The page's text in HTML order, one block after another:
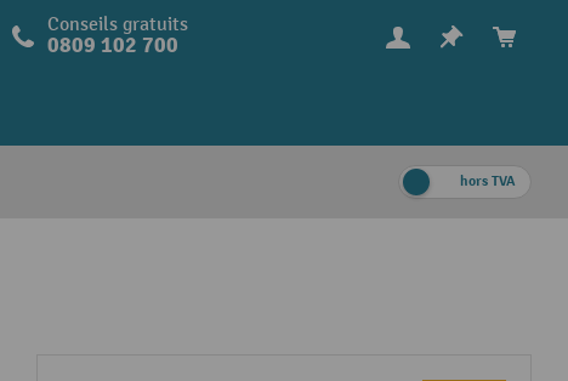
Conseils gratuits
0809 102 700
hors TVA